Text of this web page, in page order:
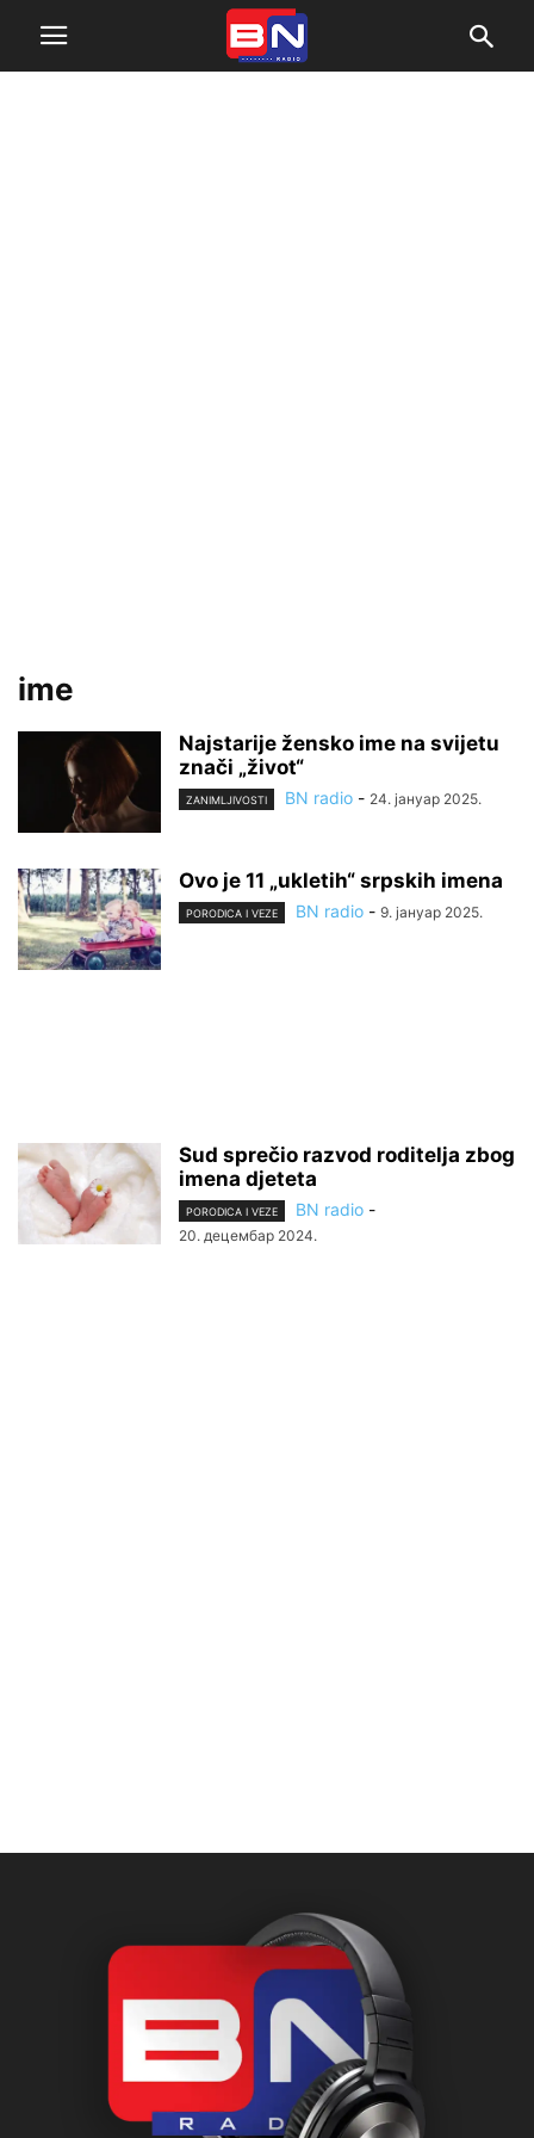
ime
Najstarije žensko ime na svijetu
znači „život“
ZANIMLJIVOSTI BN radio - 24. јануар 2025.
Ovo je 11 „ukletih“ srpskih imena
PORODICA I VEZE BN radio - 9. јануар 2025.
Sud sprečio razvod roditelja zbog
imena djeteta
PORODICA I VEZE BN radio -
20. децембар 2024.